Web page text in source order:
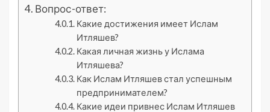
Вопрос-ответ:
Какие достижения имеет Ислам
Итляшев?
Какая личная жизнь у Ислама
Итляшева?
Как Ислам Итляшев стал успешным
предпринимателем?
Какие идеи привнес Ислам Итляшев